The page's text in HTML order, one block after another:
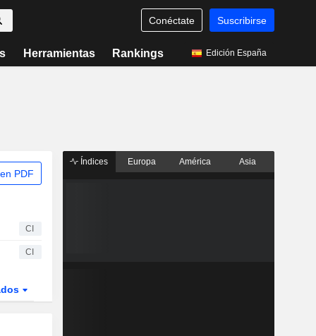
Conéctate Suscribirse
Herramientas Rankings Edición España
PDF
CI
CI
Índices Europa América Asia